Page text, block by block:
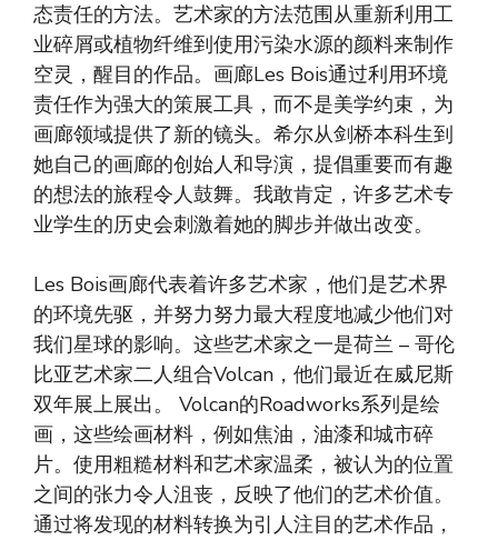
态责任的方法。艺术家的方法范围从重新利用工
业碎屑或植物纤维到使用污染水源的颜料来制作
空灵，醒目的作品。画廊Les Bois通过利用环境
责任作为强大的策展工具，而不是美学约束，为
画廊领域提供了新的镜头。希尔从剑桥本科生到
她自己的画廊的创始人和导演，提倡重要而有趣
的想法的旅程令人鼓舞。我敢肯定，许多艺术专
业学生的历史会刺激着她的脚步并做出改变。
Les Bois画廊代表着许多艺术家，他们是艺术界
的环境先驱，并努力努力最大程度地减少他们对
我们星球的影响。这些艺术家之一是荷兰 – 哥伦
比亚艺术家二人组合Volcan，他们最近在威尼斯
双年展上展出。 Volcan的Roadworks系列是绘
画，这些绘画材料，例如焦油，油漆和城市碎
片。使用粗糙材料和艺术家温柔，被认为的位置
之间的张力令人沮丧，反映了他们的艺术价值。
通过将发现的材料转换为引人注目的艺术作品，